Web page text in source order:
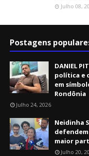
Julho 08,
Postagens
DANIEL
política e
em
Rondônia
Julho 24, 2026
Neidinha
maior
Julho 20,